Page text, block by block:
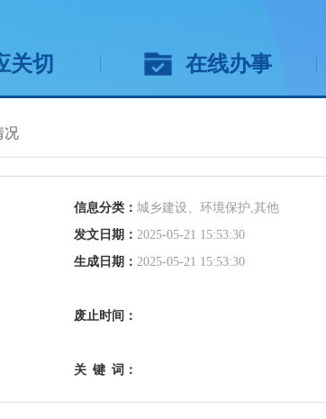
关切 在线办事
况
信息分类： 城乡建设、环境保护,其他
发文日期： 2025-05-21 15:53:30
生成日期： 2025-05-21 15:53:30
废止时间：
关 键 词：